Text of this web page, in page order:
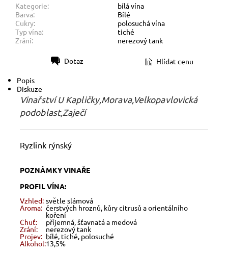
Kategorie:
bílá vína
Barva:
Bílé
Cukry:
polosuchá vína
Typ vína:
tiché
Zrání:
nerezový tank
Dotaz Hlídat cenu
Popis
Diskuze
Vinařství U Kapličky,Morava,Velkopavlovická
podoblast,Zaječí
Ryzlink rýnský
POZNÁMKY VINAŘE
PROFIL VÍNA:
Vzhled: světle slámová
Aroma: čerstvých hroznů, kůry citrusů a orientálního
koření
Chuť: příjemná, šťavnatá a medová
Zrání: nerezový tank
Projev: bílé, tiché, polosuché
Alkohol:13,5%